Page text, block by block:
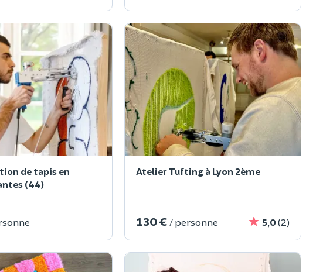
de tapis en
(44)
Atelier Tufting à Lyon 2ème
130 € / personne 5,0(2)